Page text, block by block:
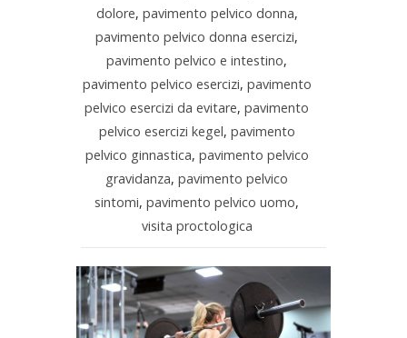
dolore, pavimento pelvico donna,
pavimento pelvico donna esercizi,
pavimento pelvico e intestino,
pavimento pelvico esercizi, pavimento
pelvico esercizi da evitare,pavimento
pelvico esercizi kegel, pavimento
pelvico ginnastica, pavimento pelvico
gravidanza,pavimento pelvico
sintomi,pavimento pelvico uomo,
visita proctologica